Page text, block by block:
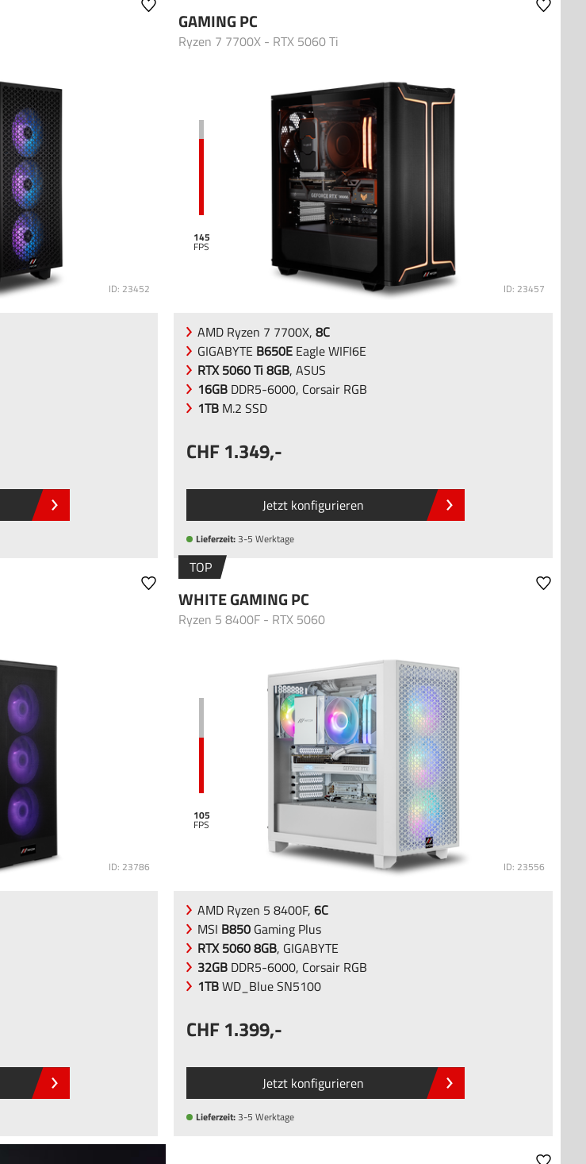
ID: 23452
GAMING PC
Ryzen 7 7700X - RTX 5060 Ti
145
ID: 23457
AMD Ryzen 7 7700X, 8C
GIGABYTE B650E Eagle WIFI6E
RTX 5060 Ti 8GB, ASUS
16GB DDR5-6000, Corsair RGB
1TB M.2 SSD
1.349,-
Jetzt konfigurieren
Lieferzeit:3-5 Werktage
ID: 23786
TOP
WHITE GAMING PC
Ryzen 5 8400F - RTX 5060
105
ID: 23556
AMD Ryzen 5 8400F, 6C
MSI B850 Gaming Plus
RTX 5060 8GB, GIGABYTE
32GB DDR5-6000, Corsair RGB
1TBWD_Blue SN5100
1.399,-
Jetzt konfigurieren
Lieferzeit:3-5 Werktage